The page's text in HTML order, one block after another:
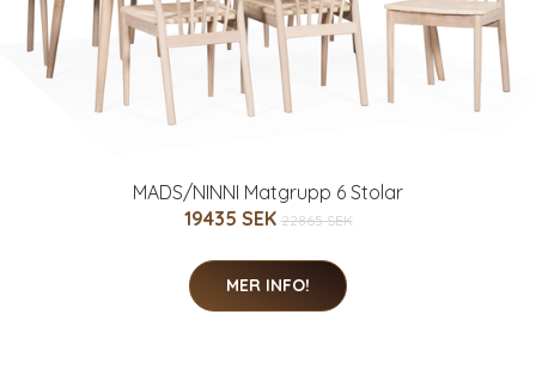
MADS/NINNI Matgrupp 6 Stolar
19435 SEK 22865 SEK
MER INFO!